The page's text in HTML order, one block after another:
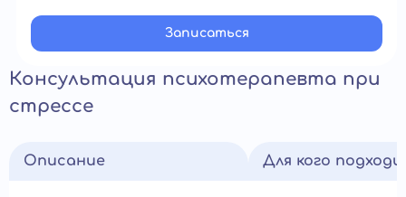
Записатьcя
Консультация психотерапевта при
стрессе
Описание Для кого